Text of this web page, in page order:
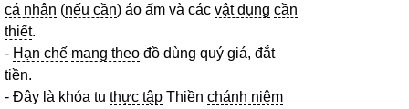
cá nhân (nếu cần) áo ấm và các vật dụng cần
thiết.
- Hạn chế mang theo đồ dùng quý giá, đắt
tiền.
- Đây là khóa tu thực tập Thiền chánh niệm